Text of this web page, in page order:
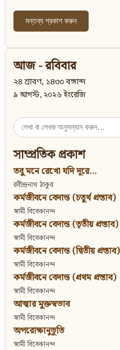
আজ - রবিবার
২৪ শ্রাবণ, ১৪৩৩ বঙ্গাব্দ
৯ আগস্ট, ২০২৬ ইংরেজি
Search
for:
সাম্প্রতিক প্রকাশ
তবু মনে রেখো যদি দূরে...
রবীন্দ্রনাথ ঠাকুর
কর্মজীবনে বেদান্ত (চতুর্থ প্রস্তাব)
স্বামী বিবেকানন্দ
কর্মজীবনে বেদান্ত (তৃতীয় প্রস্তাব)
স্বামী বিবেকানন্দ
কর্মজীবনে বেদান্ত (দ্বিতীয় প্রস্তাব)
স্বামী বিবেকানন্দ
কর্মজীবনে বেদান্ত (প্রথম প্রস্তাব)
স্বামী বিবেকানন্দ
আত্মার মুক্তস্বভাব
স্বামী বিবেকানন্দ
অপরোক্ষানুভূতি
স্বামী বিবেকানন্দ